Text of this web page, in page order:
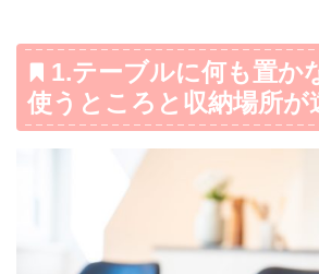
1.テーブルに何も置か
使うところと収納場所が